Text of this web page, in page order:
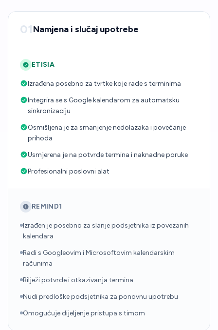
01Namjena i slučaj upotrebe
ETISIA
Izrađena posebno za tvrtke koje rade s terminima
Integrira se s Google kalendarom za automatsku
sinkronizaciju
Osmišljena je za smanjenje nedolazaka i povećanje
prihoda
Usmjerena je na potvrde termina i naknadne poruke
Profesionalni poslovni alat
REMIND1
Izrađen je posebno za slanje podsjetnika iz povezanih
kalendara
Radi s Googleovim i Microsoftovim kalendarskim
računima
Bilježi potvrde i otkazivanja termina
Nudi predloške podsjetnika za ponovnu upotrebu
Omogućuje dijeljenje pristupa s timom